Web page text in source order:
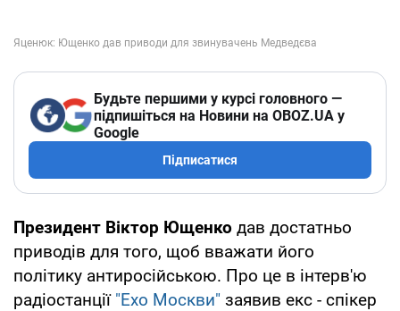
Будьте першими у курсі головного —
підпишіться на Новини на OBOZ.UA у
Google
Підписатися
Президент Віктор Ющенко дав достатньо
приводів для того, щоб вважати його
політику антиросійською. Про це в інтерв'ю
радіостанції "Ехо Москви" заявив екс - спікер